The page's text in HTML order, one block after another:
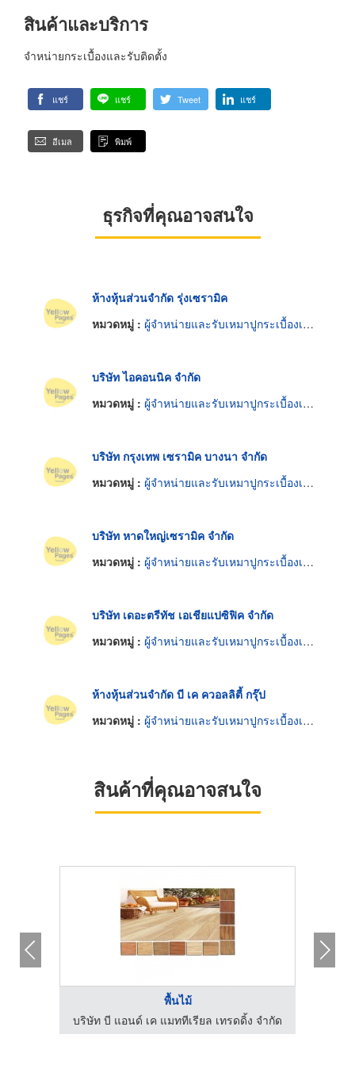
สินค้าและบริการ
จำหน่ายกระเบื้องและรับติดตั้ง
แชร์ แชร์ Tweet แชร์
อีเมล พิมพ์
ธุรกิจที่คุณอาจสนใจ
ห้างหุ้นส่วนจำกัด รุ่งเซรามิค
หมวดหมู่ : ผู้จำหน่ายและรับเหมาปูกระเบื้องเซรามิก
บริษัท ไอคอนนิค จำกัด
หมวดหมู่ : ผู้จำหน่ายและรับเหมาปูกระเบื้องเซรามิก
บริษัท กรุงเทพ เซรามิค บางนา จำกัด
หมวดหมู่ : ผู้จำหน่ายและรับเหมาปูกระเบื้องเซรามิก
บริษัท หาดใหญ่เซรามิค จำกัด
หมวดหมู่ : ผู้จำหน่ายและรับเหมาปูกระเบื้องเซรามิก
บริษัท เดอะตรีทัช เอเชียแปซิฟิค จำกัด
หมวดหมู่ : ผู้จำหน่ายและรับเหมาปูกระเบื้องเซรามิก
ห้างหุ้นส่วนจำกัด บี เค ควอลลิตี้ กรุ๊ป
หมวดหมู่ : ผู้จำหน่ายและรับเหมาปูกระเบื้องเซรามิก
สินค้าที่คุณอาจสนใจ
พื้นไม้
บริษัท บี แอนด์ เค แมททีเรียล เทรดดิ้ง จำกัด